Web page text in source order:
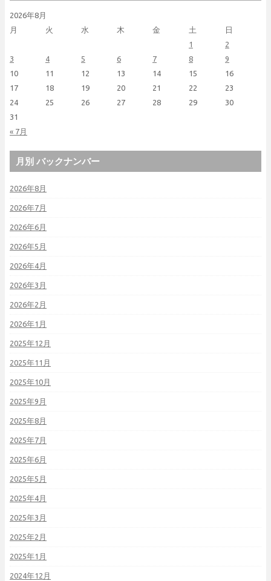
2026年8月
月
火 水 木 金 土 日
« 7月
1
2
3
4 5 6 7 8
9
10
11 12 13 14 15
16
17
18 19 20 21 22
23
24
25 26 27 28 29
30
31
月別 バックナンバー
2026年8月
2026年7月
2026年6月
2026年5月
2026年4月
2026年3月
2026年2月
2026年1月
2025年12月
2025年11月
2025年10月
2025年9月
2025年8月
2025年7月
2025年6月
2025年5月
2025年4月
2025年3月
2025年2月
2025年1月
2024年12月